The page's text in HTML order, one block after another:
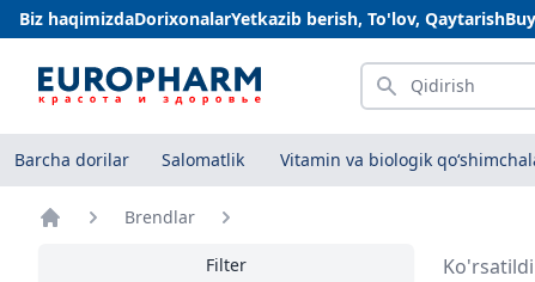
Biz haqimizdaDorixonalarYetkazib berish, To'lov, Qaytarish
Qidirish
Barcha dorilar Salomatlik Vitamin va biologik
Brendlar
Filter